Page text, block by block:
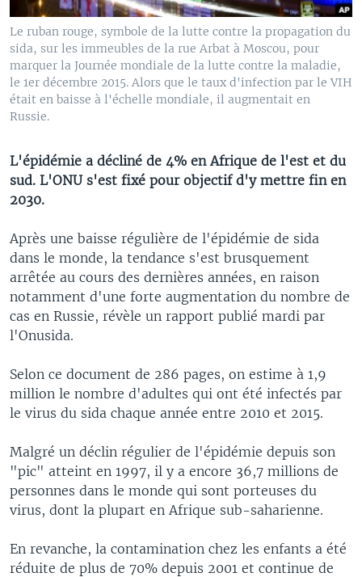
Le ruban rouge, symbole de la lutte contre la propagation du
sida, sur les immeubles de la rue Arbat à Moscou, pour
marquer la Journée mondiale de la lutte contre la maladie,
le 1er décembre 2015. Alors que le taux d'infection par le VIH
était en baisse à l'échelle mondiale, il augmentait en
Russie.
L'épidémie a décliné de 4% en Afrique de l'est et du
sud. L'ONU s'est fixé pour objectif d'y mettre fin en
2030.
Après une baisse régulière de l'épidémie de sida
dans le monde, la tendance s'est brusquement
arrêtée au cours des dernières années, en raison
notamment d'une forte augmentation du nombre de
cas en Russie, révèle un rapport publié mardi par
l'Onusida.
Selon ce document de 286 pages, on estime à 1,9
million le nombre d'adultes qui ont été infectés par
le virus du sida chaque année entre 2010 et 2015.
Malgré un déclin régulier de l'épidémie depuis son
"pic" atteint en 1997, il y a encore 36,7 millions de
personnes dans le monde qui sont porteuses du
virus, dont la plupart en Afrique sub-saharienne.
En revanche, la contamination chez les enfants a été
réduite de plus de 70% depuis 2001 et continue de